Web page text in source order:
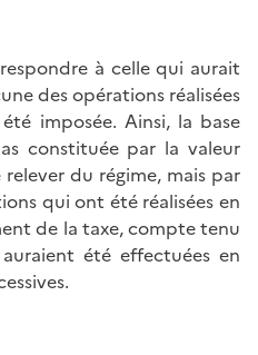
à celle qui aurait
des opérations réalisées
imposée. Ainsi, la base
constituée par la valeur
du régime, mais par
qui ont été réalisées en
de la taxe, compte tenu
été effectuées en